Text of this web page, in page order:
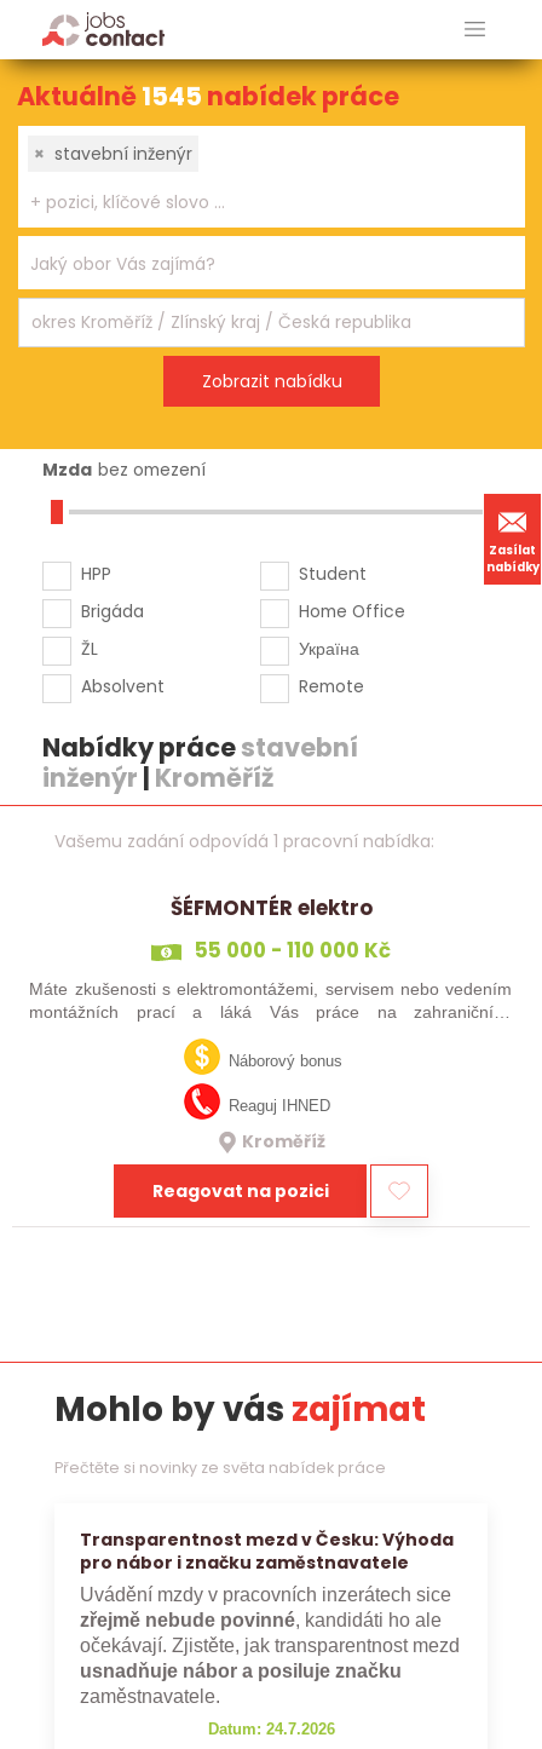
Zasílat
nabídky
Aktuálně1545 nabídek práce
× stavební inženýr
Mzda bez omezení
HPP
Brigáda
ŽL
Absolvent
Student
Home Office
Україна
Remote
Nabídky prácestavební
inženýr | Kroměříž
Vašemu zadání odpovídá 1 pracovní nabídka:
ŠÉFMONTÉR elektro
55 000 - 110 000 Kč
Máte zkušenosti s elektromontážemi, servisem nebo vedením
montážních prací a láká Vás práce na zahraničních
projektech? Nebo jste šikovný elektrikář či elektromontér, který
už nechce být jen „řadový…Náborový bonus
Reaguj IHNED
Kroměříž
Reagovat na pozici
Mohlo by vás zajímat
Přečtěte si novinky ze světa nabídek práce
Transparentnost mezd v Česku: Výhoda
pro nábor i značku zaměstnavatele
Uvádění mzdy v pracovních inzerátech sice
zřejmě nebude povinné, kandidáti ho ale
očekávají. Zjistěte, jak transparentnost mezd
usnadňuje nábor a posiluje značku
zaměstnavatele.
Datum: 24.7.2026